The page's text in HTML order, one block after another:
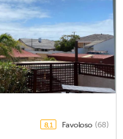
8,1 Favoloso (68)